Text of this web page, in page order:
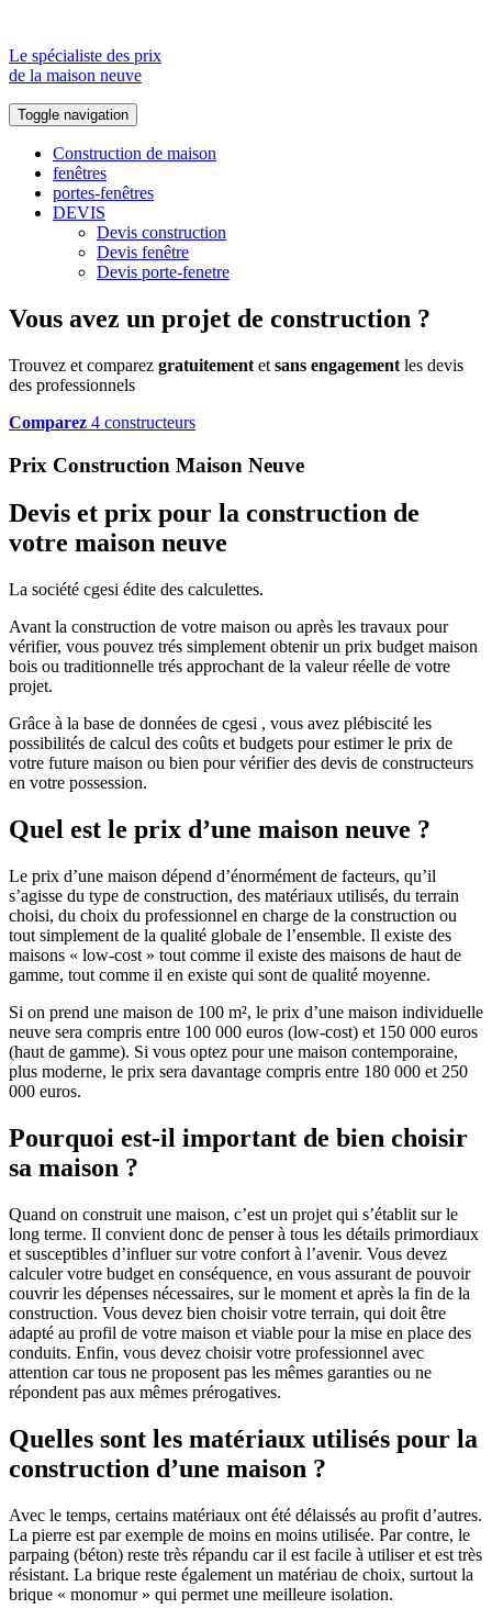
Le spécialiste des prix
de la maison neuve
Toggle navigation
Construction de maison
fenêtres
portes-fenêtres
DEVIS
Devis construction
Devis fenêtre
Devis porte-fenetre
Vous avez un projet de construction ?
Trouvez et comparez gratuitement et sans engagement les devis
des professionnels
Comparez 4 constructeurs
Prix Construction Maison Neuve
Devis et prix pour la construction de
votre maison neuve
La société cgesi édite des calculettes.
Avant la construction de votre maison ou après les travaux pour
vérifier, vous pouvez trés simplement obtenir un prix budget maison
bois ou traditionnelle trés approchant de la valeur réelle de votre
projet.
Grâce à la base de données de cgesi , vous avez plébiscité les
possibilités de calcul des coûts et budgets pour estimer le prix de
votre future maison ou bien pour vérifier des devis de constructeurs
en votre possession.
Quel est le prix d’une maison neuve ?
Le prix d’une maison dépend d’énormément de facteurs, qu’il
s’agisse du type de construction, des matériaux utilisés, du terrain
choisi, du choix du professionnel en charge de la construction ou
tout simplement de la qualité globale de l’ensemble. Il existe des
maisons « low-cost » tout comme il existe des maisons de haut de
gamme, tout comme il en existe qui sont de qualité moyenne.
Si on prend une maison de 100 m², le prix d’une maison individuelle
neuve sera compris entre 100 000 euros (low-cost) et 150 000 euros
(haut de gamme). Si vous optez pour une maison contemporaine,
plus moderne, le prix sera davantage compris entre 180 000 et 250
000 euros.
Pourquoi est-il important de bien choisir
sa maison ?
Quand on construit une maison, c’est un projet qui s’établit sur le
long terme. Il convient donc de penser à tous les détails primordiaux
et susceptibles d’influer sur votre confort à l’avenir. Vous devez
calculer votre budget en conséquence, en vous assurant de pouvoir
couvrir les dépenses nécessaires, sur le moment et après la fin de la
construction. Vous devez bien choisir votre terrain, qui doit être
adapté au profil de votre maison et viable pour la mise en place des
conduits. Enfin, vous devez choisir votre professionnel avec
attention car tous ne proposent pas les mêmes garanties ou ne
répondent pas aux mêmes prérogatives.
Quelles sont les matériaux utilisés pour la
construction d’une maison ?
Avec le temps, certains matériaux ont été délaissés au profit d’autres.
La pierre est par exemple de moins en moins utilisée. Par contre, le
parpaing (béton) reste très répandu car il est facile à utiliser et est très
résistant. La brique reste également un matériau de choix, surtout la
brique « monomur » qui permet une meilleure isolation.